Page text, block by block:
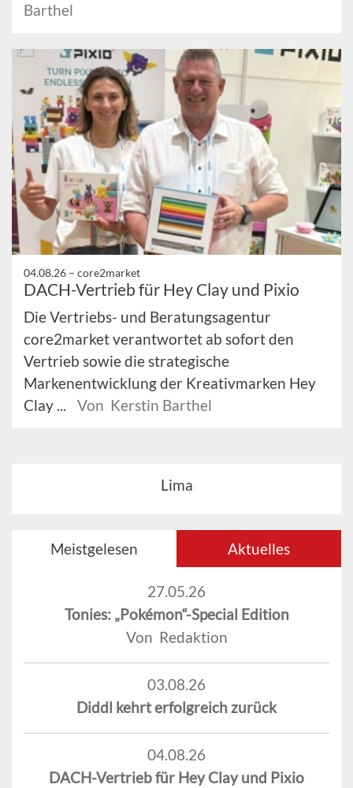
Barthel
04.08.26 – core2market
DACH-Vertrieb für Hey Clay und Pixio
Die Vertriebs- und Beratungsagentur
core2market verantwortet ab sofort den
Vertrieb sowie die strategische
Markenentwicklung der Kreativmarken Hey
Clay ...
Von Kerstin Barthel
Lima
Meistgelesen Aktuelles
27.05.26
Tonies: „Pokémon“-Special Edition
Von Redaktion
03.08.26
Diddl kehrt erfolgreich zurück
04.08.26
DACH-Vertrieb für Hey Clay und Pixio